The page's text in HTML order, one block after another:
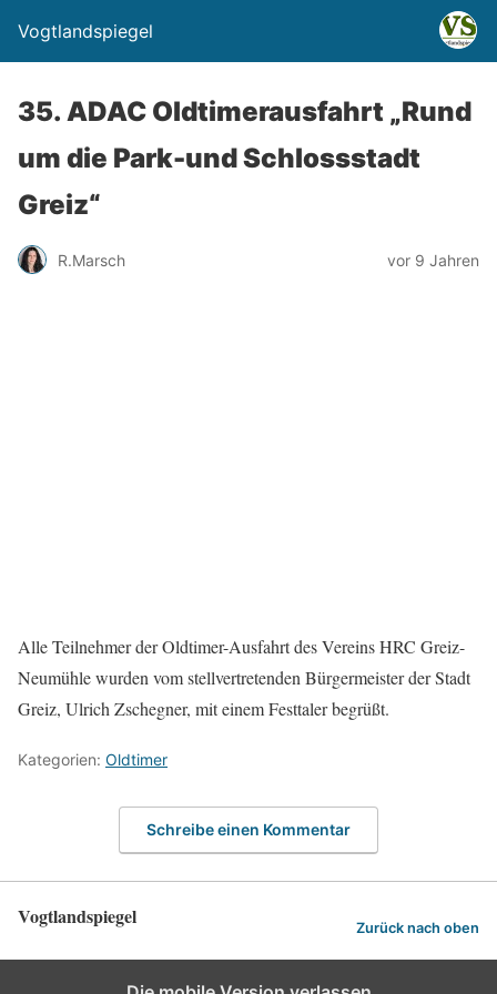
Vogtlandspiegel
35. ADAC Oldtimerausfahrt „Rund
um die Park-und Schlossstadt
Greiz“
R.Marsch vor 9 Jahren
Alle Teilnehmer der Oldtimer-Ausfahrt des Vereins HRC Greiz-
Neumühle wurden vom stellvertretenden Bürgermeister der Stadt
Greiz, Ulrich Zschegner, mit einem Festtaler begrüßt.
Kategorien: Oldtimer
Schreibe einen Kommentar
Vogtlandspiegel Zurück nach oben